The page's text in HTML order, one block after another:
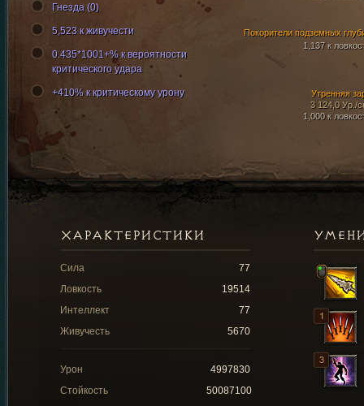
Покорители подземных
1,137 к
Утренняя
3 124,0 Ур./
1,000 к
Гнезда (0)
5,523 к живучести
0.435*1001+% к вероятности
критического удара
+410% к критическому урону
ХАРАКТЕРИСТИКИ
Сила
77
Ловкость
19514
Интеллект
77
Живучесть
5670
Урон
4997830
Стойкость
50087100